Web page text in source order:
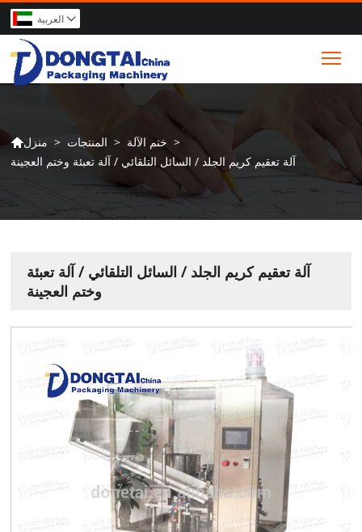
العربية 
منزل > المنتجات > ختم الآلة >
آلة تعقيم كريم الجلد / السائل التلقائي / آلة تعبئة وختم العجينة
آلة تعقيم كريم الجلد / السائل التلقائي / آلة تعبئة
وختم العجينة